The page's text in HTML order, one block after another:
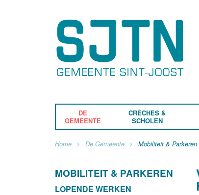
DE
GEMEENTE
CRÈCHES &
SCHOLEN
Home De Gemeente Mobiliteit & Parkeren
MOBILITEIT & PARKEREN
LOPENDE WERKEN